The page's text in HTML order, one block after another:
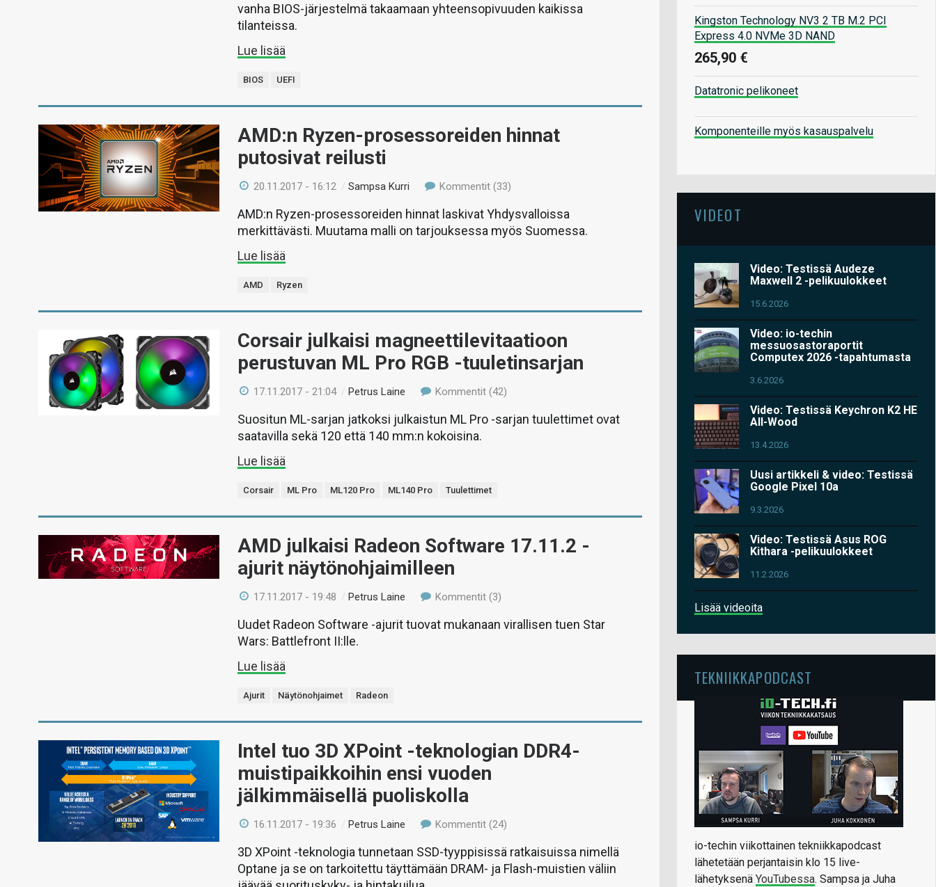
vanha BIOS-järjestelmä takaamaan yhteensopivuuden kaikissa
tilanteissa.
Lue lisää
BIOS UEFI
AMD:n Ryzen-prosessoreiden hinnat
putosivat reilusti
20.11.2017 - 16:12 /Sampsa Kurri Kommentit (33)
AMD:n Ryzen-prosessoreiden hinnat laskivat Yhdysvalloissa
merkittävästi. Muutama malli on tarjouksessa myös Suomessa.
Lue lisää
AMD Ryzen
Corsair julkaisi magneettilevitaatioon
perustuvan ML Pro RGB -tuuletinsarjan
17.11.2017 - 21:04 /Petrus Laine Kommentit (42)
Suositun ML-sarjan jatkoksi julkaistun ML Pro -sarjan tuulettimet ovat
saatavilla sekä 120 että 140 mm:n kokoisina.
Lue lisää
Corsair ML Pro ML120 Pro ML140 Pro Tuulettimet
AMD julkaisi Radeon Software 17.11.2 -
ajurit näytönohjaimilleen
17.11.2017 - 19:48 /Petrus Laine Kommentit (3)
Uudet Radeon Software -ajurit tuovat mukanaan virallisen tuen Star
Wars: Battlefront II:lle.
Lue lisää
Ajurit Näytönohjaimet Radeon
Intel tuo 3D XPoint -teknologian DDR4-
muistipaikkoihin ensi vuoden
jälkimmäisellä puoliskolla
16.11.2017 - 19:36 /Petrus Laine Kommentit (24)
3D XPoint -teknologia tunnetaan SSD-tyyppisissä ratkaisuissa nimellä
Optane ja se on tarkoitettu täyttämään DRAM- ja Flash-muistien väliin
Kingston Technology NV3 2 TB M.2 PCI
Express 4.0 NVMe 3D NAND
265,90 €
Datatronic pelikoneet
Komponenteille myös kasauspalvelu
VIDEOT
Video: Testissä Audeze
Maxwell 2 -pelikuulokkeet
15.6.2026
Video: io-techin
messuosastoraportit
Computex 2026 -tapahtumasta
3.6.2026
Video: Testissä Keychron K2 HE
All-Wood
13.4.2026
Uusi artikkeli & video: Testissä
Google Pixel 10a
9.3.2026
Video: Testissä Asus ROG
Kithara -pelikuulokkeet
11.2.2026
Lisää videoita
TEKNIIKKAPODCAST
io-techin viikottainen tekniikkapodcast
lähetetään perjantaisin klo 15 live-
lähetyksenä YouTubessa. Sampsa ja Juha